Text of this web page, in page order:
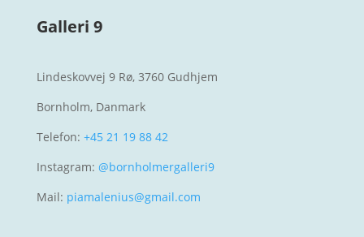
Galleri 9
Lindeskovvej 9 Rø, 3760 Gudhjem
Bornholm, Danmark
Telefon: +45 21 19 88 42
Instagram: @bornholmergalleri9
Mail: piamalenius@gmail.com